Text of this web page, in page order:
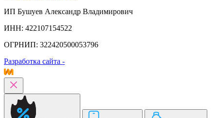
ИП Бушуев Александр Владимирович
ИНН: 422107154522
ОГРНИП: 322420500053796
Разработка сайта -